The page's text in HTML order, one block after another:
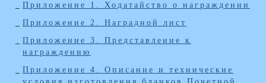
Приложение 1. Ходатайство о награждении
Приложение 2. Наградной лист
Приложение 3. Представление к
награждению
Приложение 4. Описание и технические